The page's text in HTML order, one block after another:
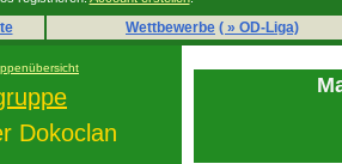
Wettbewerbe ( » OD-Liga)
Dokoclan